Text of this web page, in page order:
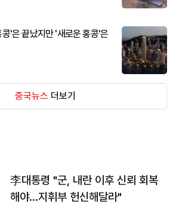
'은 끝났지만 '새로운 홍콩'은
중국뉴스 더보기
李대통령 "군, 내란 이후 신뢰 회복
해야…지휘부 헌신해달라"